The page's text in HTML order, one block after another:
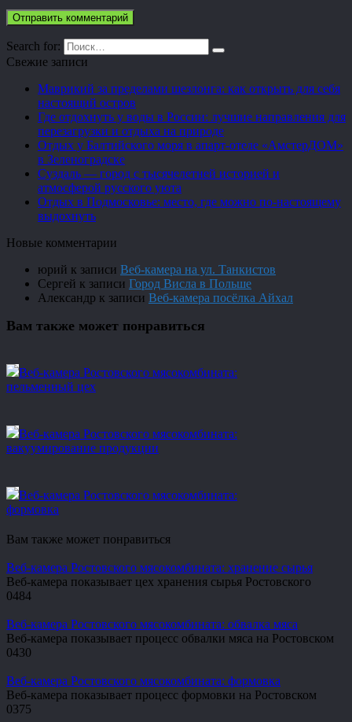
Search for:
Свежие записи
Маврикий за пределами шезлонга: как открыть для себя
настоящий остров
Где отдохнуть у воды в России: лучшие направления для
перезагрузки и отдыха на природе
Отдых у Балтийского моря в апарт-отеле «АмстерДОМ»
в Зеленоградске
Суздаль — город с тысячелетней историей и
атмосферой русского уюта
Отдых в Подмосковье: место, где можно по-настоящему
выдохнуть
Новые комментарии
юрий к записи Веб-камера на ул. Танкистов
Сергей к записи Город Висла в Польше
Александр к записи Веб-камера посёлка Айхал
Вам также может понравиться
Веб-камера Ростовского мясокомбината:
пельменный цех
Веб-камера Ростовского мясокомбината:
вакуумирование продукции
Веб-камера Ростовского мясокомбината:
формовка
Вам также может понравиться
Веб-камера Ростовского мясокомбината: хранение сырья
Веб-камера показывает цех хранения сырья Ростовского
0484
Веб-камера Ростовского мясокомбината: обвалка мяса
Веб-камера показывает процесс обвалки мяса на Ростовском
0430
Веб-камера Ростовского мясокомбината: формовка
Веб-камера показывает процесс формовки на Ростовском
0375